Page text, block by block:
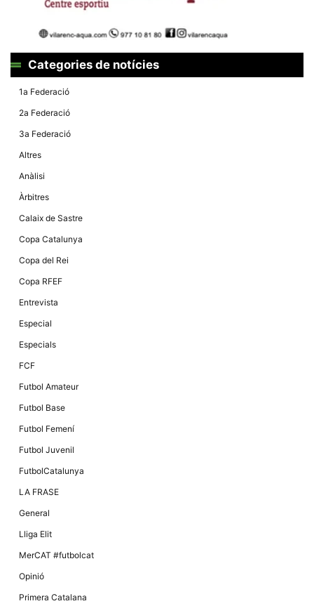
Categories de notícies
1a Federació
2a Federació
3a Federació
Altres
Anàlisi
Àrbitres
Calaix de Sastre
Copa Catalunya
Copa del Rei
Copa RFEF
Entrevista
Especial
Especials
FCF
Futbol Amateur
Futbol Base
Futbol Femení
Futbol Juvenil
FutbolCatalunya
LA FRASE
General
Lliga Elit
MerCAT #futbolcat
Opinió
Primera Catalana